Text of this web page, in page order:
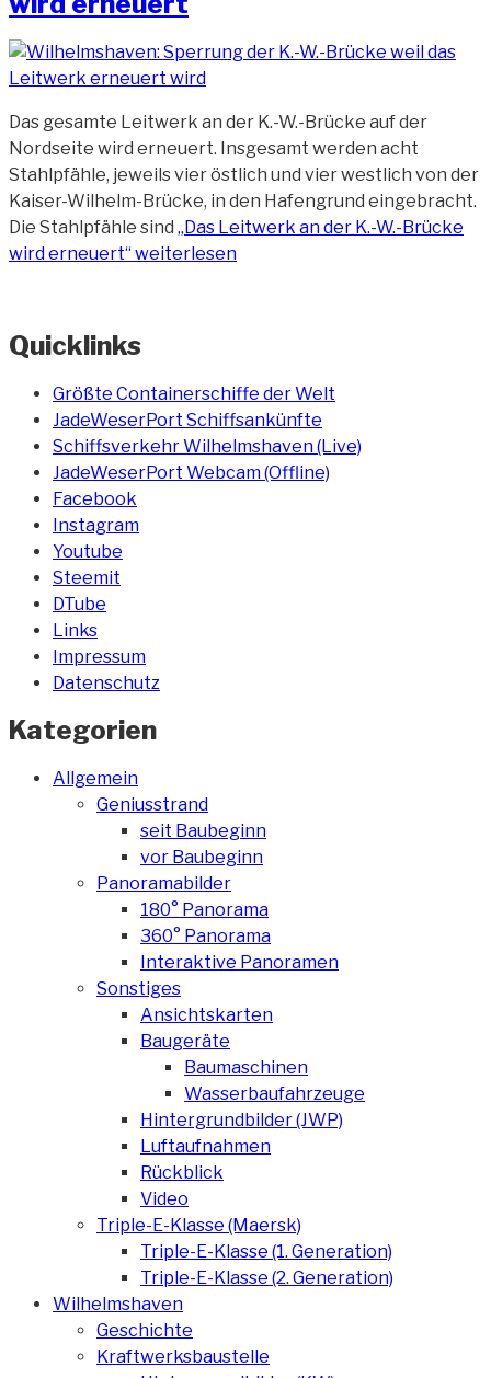
Das gesamte Leitwerk an der K.-W.-Brücke auf der
Nordseite wird erneuert. Insgesamt werden acht
Stahlpfähle, jeweils vier östlich und vier westlich von der
Kaiser-Wilhelm-Brücke, in den Hafengrund eingebracht.
Die Stahlpfähle sind „Das Leitwerk an der K.-W.-Brücke
wird erneuert“weiterlesen
Quicklinks
Größte Containerschiffe der Welt
JadeWeserPort Schiffsankünfte
Schiffsverkehr Wilhelmshaven (Live)
JadeWeserPort Webcam (Offline)
Facebook
Instagram
Youtube
Steemit
DTube
Links
Impressum
Datenschutz
Kategorien
Allgemein
Geniusstrand
seit Baubeginn
vor Baubeginn
Panoramabilder
180° Panorama
360° Panorama
Interaktive Panoramen
Sonstiges
Ansichtskarten
Baugeräte
Baumaschinen
Wasserbaufahrzeuge
Hintergrundbilder (JWP)
Luftaufnahmen
Rückblick
Video
Triple-E-Klasse (Maersk)
Triple-E-Klasse (1. Generation)
Triple-E-Klasse (2. Generation)
Wilhelmshaven
Geschichte
Kraftwerksbaustelle